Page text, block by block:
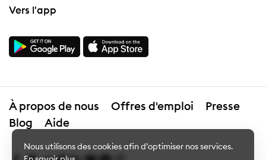
Vers l'app
À propos de nous Offres d'emploi
Presse
Blog
Aide
Nous utilisons des cookies afin d’optimiser nos services.